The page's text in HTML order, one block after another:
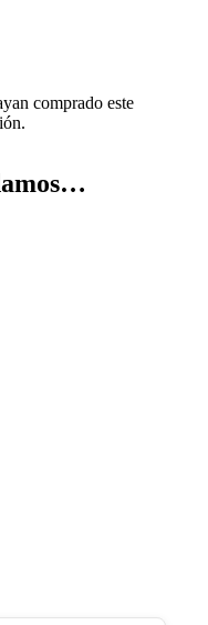
comprado este